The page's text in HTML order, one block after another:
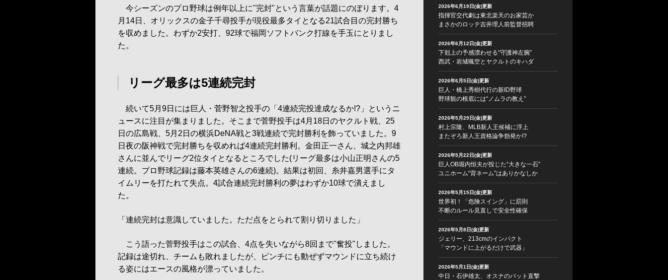
今シーズンのプロ野球は例年以上に"完封"という言葉が話題にのぼります。4
月14日、オリックスの金子千尋投手が現役最多タイとなる21試合目の完封勝ち
を収めました。わずか2安打、92球で福岡ソフトバンク打線を手玉にとりまし
た。
リーグ最多は5連続完封
続いて5月9日には巨人・菅野智之投手の「4連続完投達成なるか!?」というニ
ュースに注目が集まりました。そこまで菅野投手は4月18日のヤクルト戦、25
日の広島戦、5月2日の横浜DeNA戦と3戦連続で完封勝利を飾っていました。9
日夜の阪神戦で完封勝ちを収めれば4連続完封勝利。金田正一さん、城之内邦雄
さんに並んでリーグ2位タイとなるところでした(リーグ最多は小山正明さんの5
連続。プロ野球記録は藤本英雄さんの6連続)。結果は初回、糸井嘉男選手にタ
イムリーを打たれて失点。4試合連続完封勝利の夢はわずか10球で潰えまし
た。
「連続完封は意識していました。ただ点をとられて割り切りました」
こう語った菅野投手はこの試合、4点を失いながら8回まで"奮投"しました。
記録は途切れ、チームも敗れましたが、ピンチにも動ぜずマウンドに立ち続け
る姿にはエースの風格が漂っていました。
2026年6月19日(金)更新
指揮官交代劇は東北楽天のお家芸か
まさかのロッテ吉井理人前監督招聘
2026年6月12日(金)更新
下剋上の予感漂わせる“守護神左腕”
西武・岩城颯空とヤクルトのキハダ
2026年6月5日(金)更新
巨人・橋上秀樹代行の新ID野球
野球観の根底には“ノムラの教え”
2026年5月29日(金)更新
村上宗隆、MLB新人王候補に浮上
またぞろ新人王資格論争勃発か!?
2026年5月22日(金)更新
巨人OB堀内恒夫が投じた“大きな一石”
ユニホーム“背ネーム”はありかなしか
2026年5月15日(金)更新
世界初！「危険スイング」に罰則
不断のルール見直しで安全性確保
2026年5月8日(金)更新
ジェリー、213cmのインパクト
「マウンドに上がるだけで武器」
2026年5月1日(金)更新
中日・石伊雄太、オスナのバット直撃